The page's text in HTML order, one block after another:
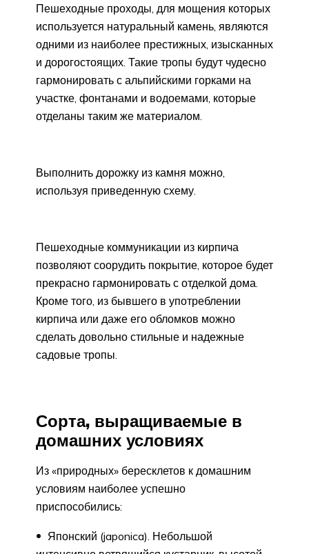
Пешеходные проходы, для мощения которых
используется натуральный камень, являются
одними из наиболее престижных, изысканных
и дорогостоящих. Такие тропы будут чудесно
гармонировать с альпийскими горками на
участке, фонтанами и водоемами, которые
отделаны таким же материалом.
Выполнить дорожку из камня можно,
используя приведенную схему.
Пешеходные коммуникации из кирпича
позволяют соорудить покрытие, которое будет
прекрасно гармонировать с отделкой дома.
Кроме того, из бывшего в употреблении
кирпича или даже его обломков можно
сделать довольно стильные и надежные
садовые тропы.
Сорта, выращиваемые в
домашних условиях
Из «природных» бересклетов к домашним
условиям наиболее успешно
приспособились:
Японский (japonica). Небольшой